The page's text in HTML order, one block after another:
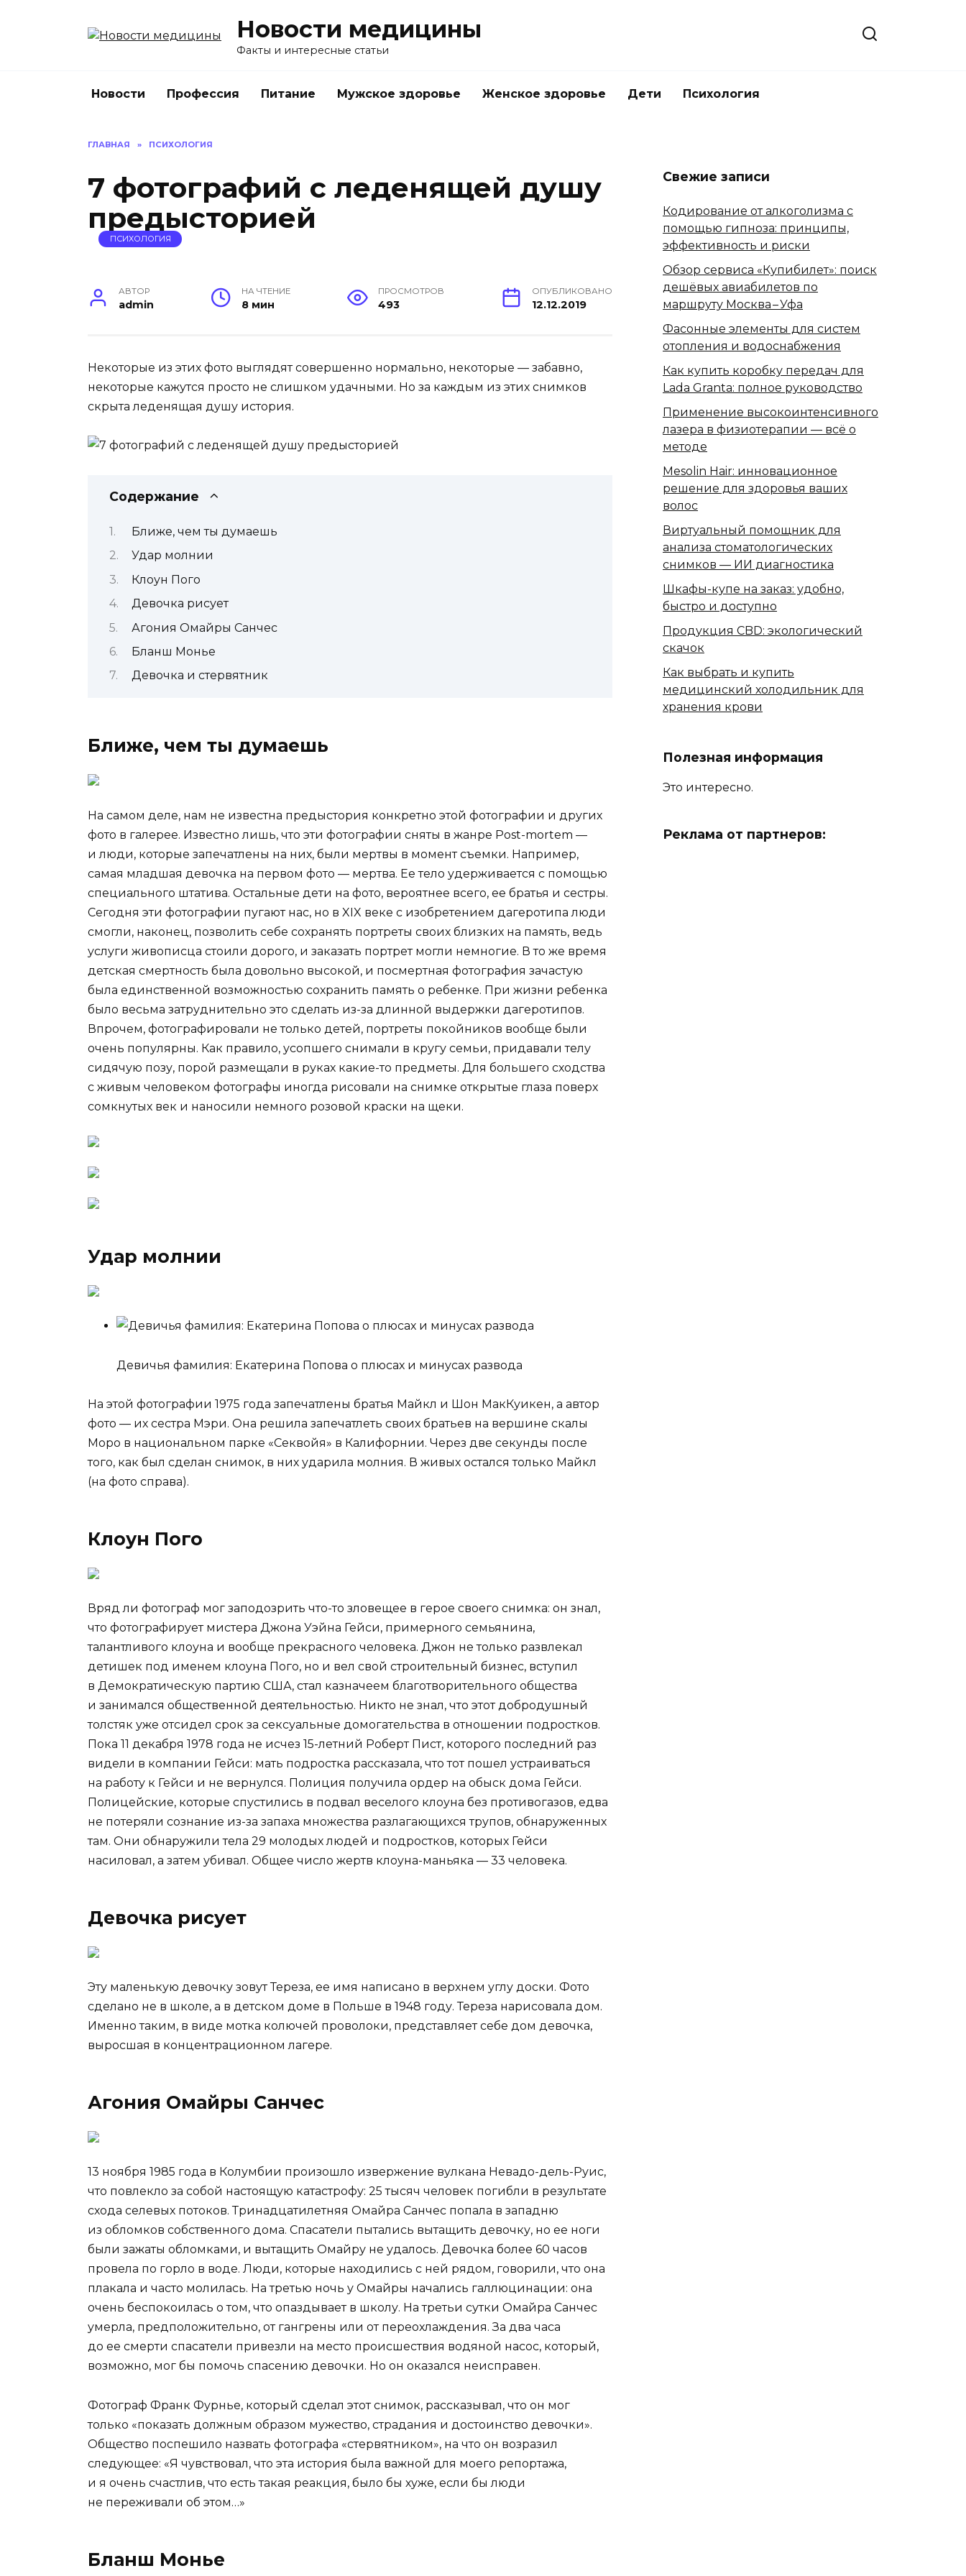
Новости медицины
Факты и интересные статьи
Новости Профессия Питание Мужское здоровье Женское здоровье Дети Психология
ГЛАВНАЯ » ПСИХОЛОГИЯ
7 фотографий с леденящей душу
предысторией
ПСИХОЛОГИЯ
АВТОР
admin
НА ЧТЕНИЕ
8 мин
ПРОСМОТРОВ
493
ОПУБЛИКОВАНО
12.12.2019
Некоторые из этих фото выглядят совершенно нормально, некоторые — забавно,
некоторые кажутся просто не слишком удачными. Но за каждым из этих снимков
скрыталеденящая душу история.
Содержание
Ближе, чем ты думаешь
Удар молнии
Клоун Пого
Девочка рисует
Агония Омайры Санчес
Бланш Монье
Девочка и стервятник
Ближе, чем ты думаешь
На самом деле, нам не известна предыстория конкретно этой фотографии и других
фото в галерее. Известно лишь, что эти фотографии сняты в жанре Post-mortem —
и люди, которые запечатлены на них, были мертвы в момент съемки. Например,
самая младшая девочка на первом фото — мертва. Ее тело удерживается с помощью
специального штатива. Остальные дети на фото, вероятнее всего, ее братья и сестры.
Сегодня эти фотографии пугают нас, но в XIX веке с изобретением дагеротипа люди
смогли, наконец, позволить себе сохранять портреты своих близких на память, ведь
услуги живописца стоили дорого, и заказать портрет могли немногие. В то же время
детская смертность была довольно высокой, и посмертная фотография зачастую
была единственной возможностью сохранить память о ребенке. При жизни ребенка
было весьма затруднительно это сделать из-за длинной выдержки дагеротипов.
Впрочем, фотографировали не только детей, портреты покойников вообще были
очень популярны. Как правило, усопшего снимали в кругу семьи, придавали телу
сидячую позу, порой размещали в руках какие-то предметы. Для большего сходства
с живым человеком фотографы иногда рисовали на снимке открытые глаза поверх
сомкнутых век и наносили немного розовой краски на щеки.
Удар молнии
Девичья фамилия: Екатерина Попова о плюсах и минусах развода
На этой фотографии 1975 года запечатлены братья Майкл и Шон МакКуикен, а автор
фото — их сестра Мэри. Она решила запечатлеть своих братьев на вершине скалы
Моро в национальном парке «Секвойя» в Калифорнии. Через две секунды после
того, как был сделан снимок, в них ударила молния. В живых остался только Майкл
(на фото справа).
Клоун Пого
Вряд ли фотограф мог заподозрить что-то зловещее в герое своего снимка: он знал,
что фотографирует мистера Джона Уэйна Гейси, примерного семьянина,
талантливого клоуна и вообще прекрасного человека. Джон не только развлекал
детишек под именем клоуна Пого, но и вел свой строительный бизнес, вступил
в Демократическую партию США, стал казначеем благотворительного общества
и занимался общественной деятельностью. Никто не знал, что этот добродушный
толстяк уже отсидел срок за сексуальные домогательства в отношении подростков.
Пока 11 декабря 1978 года не исчез 15-летний Роберт Пист, которого последний раз
видели в компании Гейси: мать подростка рассказала, что тот пошел устраиваться
на работу к Гейси и не вернулся. Полиция получила ордер на обыск дома Гейси.
Полицейские, которые спустились в подвал веселого клоуна без противогазов, едва
не потеряли сознание из-за запаха множества разлагающихся трупов, обнаруженных
там. Они обнаружили тела 29 молодых людей и подростков, которых Гейси
насиловал, а затем убивал. Общее число жертв клоуна-маньяка — 33 человека.
Девочка рисует
Эту маленькую девочку зовут Тереза, ее имя написано в верхнем углу доски. Фото
сделано не в школе, а в детском доме в Польше в 1948 году. Тереза нарисовала дом.
Именно таким, в виде мотка колючей проволоки, представляет себе дом девочка,
выросшая в концентрационном лагере.
Агония Омайры Санчес
13 ноября 1985 года в Колумбии произошло извержение вулкана Невадо-дель-Руис,
что повлекло за собой настоящую катастрофу: 25 тысяч человек погибли в результате
схода селевых потоков. Тринадцатилетняя Омайра Санчес попала в западню
из обломков собственного дома. Спасатели пытались вытащить девочку, но ее ноги
были зажаты обломками, и вытащить Омайру не удалось. Девочка более 60 часов
провела по горло в воде. Люди, которые находились с ней рядом, говорили, что она
плакала и часто молилась. На третью ночь у Омайры начались галлюцинации: она
очень беспокоилась о том, что опаздывает в школу. На третьи сутки Омайра Санчес
умерла, предположительно, от гангрены или от переохлаждения. За два часа
до ее смерти спасатели привезли на место происшествия водяной насос, который,
возможно, мог бы помочь спасению девочки. Но он оказался неисправен.
Фотограф Франк Фурнье, который сделал этот снимок, рассказывал, что он мог
только «показать должным образом мужество, страдания и достоинство девочки».
Общество поспешило назвать фотографа «стервятником», на что он возразил
следующее: «Я чувствовал, что эта история была важной для моего репортажа,
и я очень счастлив, что есть такая реакция, было бы хуже, если бы люди
не переживали об этом…»
Бланш Монье
Свежие записи
Кодирование от алкоголизма с
помощью гипноза: принципы,
эффективность и риски
Обзор сервиса «Купибилет»: поиск
дешёвых авиабилетов по
маршруту Москва – Уфа
Фасонные элементы для систем
отопления и водоснабжения
Как купить коробку передач для
Lada Granta: полное руководство
Применение высокоинтенсивного
лазера в физиотерапии — всё о
методе
Mesolin Hair: инновационное
решение для здоровья ваших
волос
Виртуальный помощник для
анализа стоматологических
снимков — ИИ диагностика
Шкафы-купе на заказ: удобно,
быстро и доступно
Продукция CBD: экологический
скачок
Как выбрать и купить
медицинский холодильник для
хранения крови
Полезная информация
Это интересно.
Реклама от партнеров: